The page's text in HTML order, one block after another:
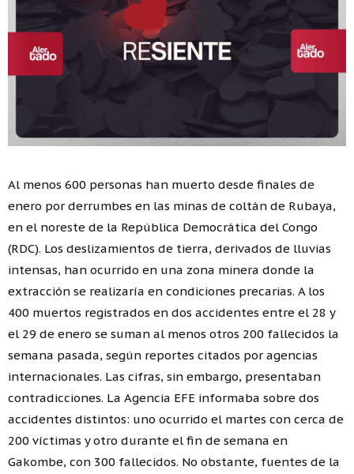
Al menos 600 personas han muerto desde finales de
enero por derrumbes en las minas de coltán de Rubaya,
en el noreste de la República Democrática del Congo
(RDC). Los deslizamientos de tierra, derivados de lluvias
intensas, han ocurrido en una zona minera donde la
extracción se realizaría en condiciones precarias. A los
400 muertos registrados en dos accidentes entre el 28 y
el 29 de enero se suman al menos otros 200 fallecidos la
semana pasada, según reportes citados por agencias
internacionales. Las cifras, sin embargo, presentaban
contradicciones. La Agencia EFE informaba sobre dos
accidentes distintos: uno ocurrido el martes con cerca de
200 víctimas y otro durante el fin de semana en
Gakombe, con 300 fallecidos. No obstante, fuentes de la